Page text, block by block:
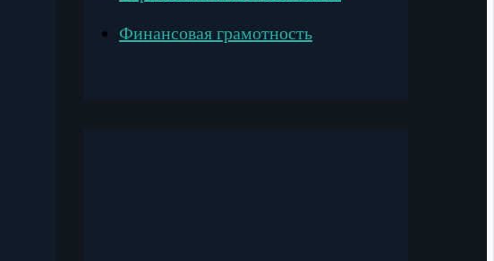
Финансовая грамотность